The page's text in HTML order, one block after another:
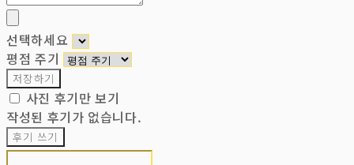
선택하세요
평점 주기
저장하기
사진 후기만 보기
작성된 후기가 없습니다.
후기 쓰기